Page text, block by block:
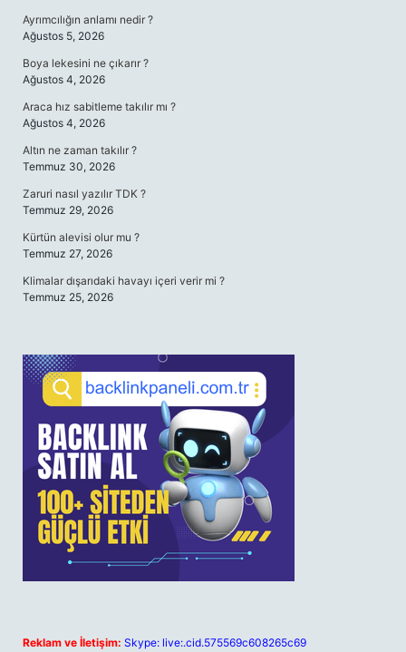
Ayrımcılığın anlamı nedir ?
Ağustos 5, 2026
Boya lekesini ne çıkarır ?
Ağustos 4, 2026
Araca hız sabitleme takılır mı ?
Ağustos 4, 2026
Altın ne zaman takılır ?
Temmuz 30, 2026
Zaruri nasıl yazılır TDK ?
Temmuz 29, 2026
Kürtün alevisi olur mu ?
Temmuz 27, 2026
Klimalar dışarıdaki havayı içeri verir mi ?
Temmuz 25, 2026
Reklam ve İletişim: Skype: live:.cid.575569c608265c69